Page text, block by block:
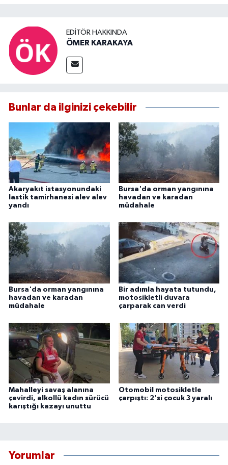
EDITÖR HAKKINDA
ÖMER KARAKAYA
Bunlar da ilginizi çekebilir
Akaryakıt istasyonundaki
lastik tamirhanesi alev alev
yandı
Bursa'da orman yangınına
havadan ve karadan
müdahale
Bursa'da orman yangınına
havadan ve karadan
müdahale
Bir adımla hayata tutundu,
motosikletli duvara
çarparak can verdi
Mahalleyi savaş alanına
çevirdi, alkollü kadın sürücü
karıştığı kazayı unuttu
Otomobil motosikletle
çarpıştı: 2'si çocuk 3 yaralı
Yorumlar